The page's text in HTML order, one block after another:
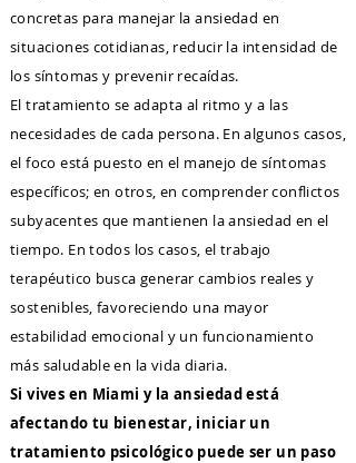
concretas para manejar la ansiedad en
situaciones cotidianas, reducir la intensidad de
los síntomas y prevenir recaídas.
El tratamiento se adapta al ritmo y a las
necesidades de cada persona. En algunos casos,
el foco está puesto en el manejo de síntomas
específicos; en otros, en comprender conflictos
subyacentes que mantienen la ansiedad en el
tiempo. En todos los casos, el trabajo
terapéutico busca generar cambios reales y
sostenibles, favoreciendo una mayor
estabilidad emocional y un funcionamiento
más saludable en la vida diaria.
Si vives en Miami y la ansiedad está
afectando tu bienestar, iniciar un
tratamiento psicológico puede ser un paso